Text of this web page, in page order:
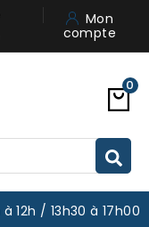
Mon
compte
0
12h / 13h30 à 17h00